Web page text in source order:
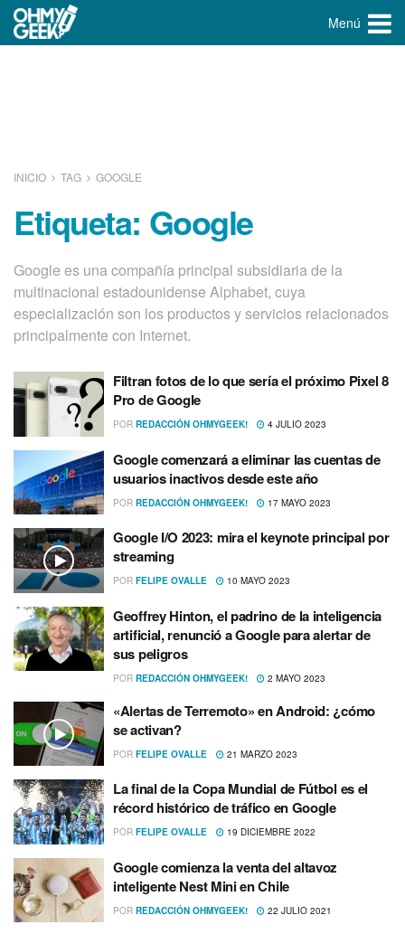
Menú
INICIO TAG GOOGLE
Etiqueta: Google
Google es una compañía principal subsidiaria de la
multinacional estadounidense Alphabet, cuya
especialización son los productos y servicios relacionados
principalmente con Internet.
Filtran fotos de lo que sería el próximo Pixel 8
Pro de Google
POR REDACCIÓN OHMYGEEK! 4 JULIO 2023
Google comenzará a eliminar las cuentas de
usuarios inactivos desde este año
POR REDACCIÓN OHMYGEEK! 17 MAYO 2023
Google I/O 2023: mira el keynote principal por
streaming
POR FELIPE OVALLE 10 MAYO 2023
Geoffrey Hinton, el padrino de la inteligencia
artificial, renunció a Google para alertar de
sus peligros
POR REDACCIÓN OHMYGEEK! 2 MAYO 2023
«Alertas de Terremoto» en Android: ¿cómo
se activan?
POR FELIPE OVALLE 21 MARZO 2023
La final de la Copa Mundial de Fútbol es el
récord histórico de tráfico en Google
POR FELIPE OVALLE 19 DICIEMBRE 2022
Google comienza la venta del altavoz
inteligente Nest Mini en Chile
POR REDACCIÓN OHMYGEEK! 22 JULIO 2021